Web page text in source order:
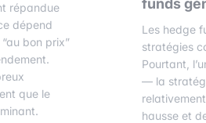
répandue
dépend
bon prix”
que le
funds
Les hedge
stratégies
Pourtant,
— la
hausse et